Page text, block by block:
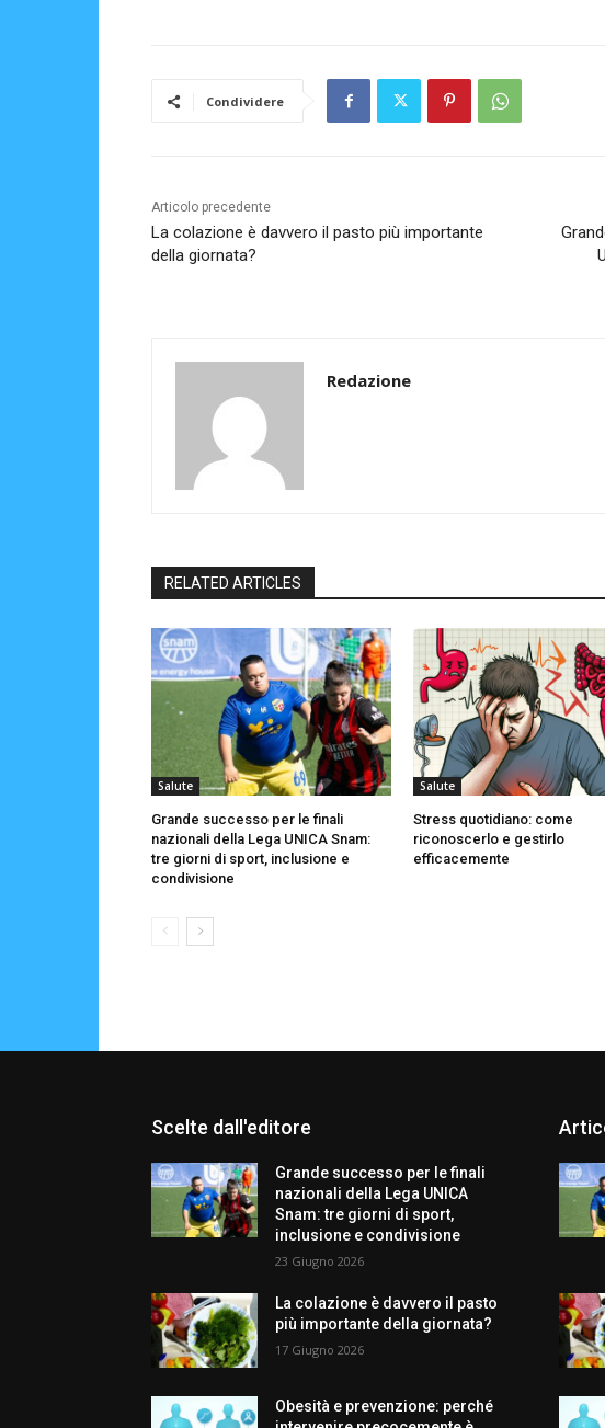
Condividere
Articolo precedente
La colazione è davvero il pasto più importante
della giornata?
Redazione
RELATED ARTICLES
Salute
Grande successo per le finali
nazionali della Lega UNICA Snam:
tre giorni di sport, inclusione e
condivisione
Salute
Stress quotidiano: come
riconoscerlo e gestirlo
efficacemente
Scelte dall'editore
Grande successo per le finali
nazionali della Lega UNICA
Snam: tre giorni di sport,
inclusione e condivisione
23 Giugno 2026
La colazione è davvero il pasto
più importante della giornata?
17 Giugno 2026
Obesità e prevenzione: perché